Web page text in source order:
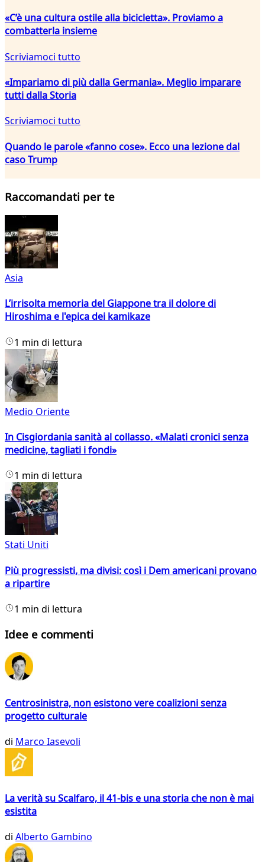
«C’è una cultura ostile alla bicicletta». Proviamo a
combatterla insieme
Scriviamoci tutto
«Impariamo di più dalla Germania». Meglio imparare
tutti dalla Storia
Scriviamoci tutto
Quando le parole «fanno cose». Ecco una lezione dal
caso Trump
Raccomandati per te
Asia
L’irrisolta memoria del Giappone tra il dolore di
Hiroshima e l'epica dei kamikaze
1 min di lettura
Medio Oriente
In Cisgiordania sanità al collasso. «Malati cronici senza
medicine, tagliati i fondi»
1 min di lettura
Stati Uniti
Più progressisti, ma divisi: così i Dem americani provano
a ripartire
1 min di lettura
Idee e commenti
Centrosinistra, non esistono vere coalizioni senza
progetto culturale
di Marco Iasevoli
La verità su Scalfaro, il 41-bis e una storia che non è mai
esistita
di Alberto Gambino